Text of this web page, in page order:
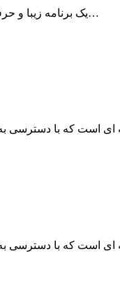
برنامه Weather Guru یک برنامه زیبا و حرفه ای جهت مشاهده آب و هوا…